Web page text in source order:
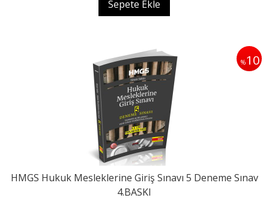
Sepete Ekle
%10
HMGS Hukuk Mesleklerine Giriş Sınavı 5 Deneme Sınav
4.BASKI